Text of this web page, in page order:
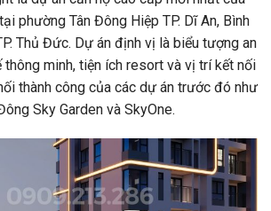
phường Tân Đông Hiệp TP. Dĩ An, Bình
Thủ Đức. Dự án định vị là biểu tượng an
minh, tiện ích resort và vị trí kết nối
thành công của các dự án trước đó như
Sky Garden và SkyOne.